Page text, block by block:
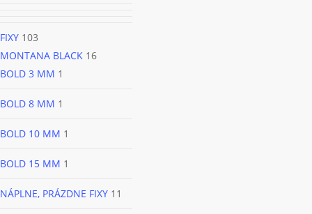
FIXY 103
MONTANA BLACK 16
BOLD 3 MM 1
BOLD 8 MM 1
BOLD 10 MM 1
BOLD 15 MM 1
NÁPLNE, PRÁZDNE FIXY 11